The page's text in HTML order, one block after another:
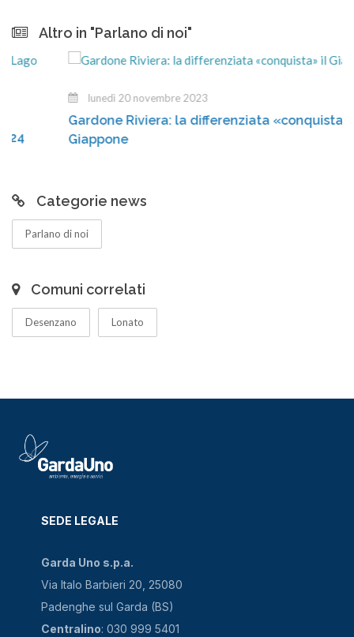
Altro in "Parlano di noi"
lunedì 20 novembre 2023
Gardone Riviera: la differenziata «conquista» il
Giappone
Categorie news
Parlano di noi
Comuni correlati
Desenzano Lonato
SEDE LEGALE
Garda Uno s.p.a.
Via Italo Barbieri 20, 25080
Padenghe sul Garda (BS)
Centralino: 030 999 5401